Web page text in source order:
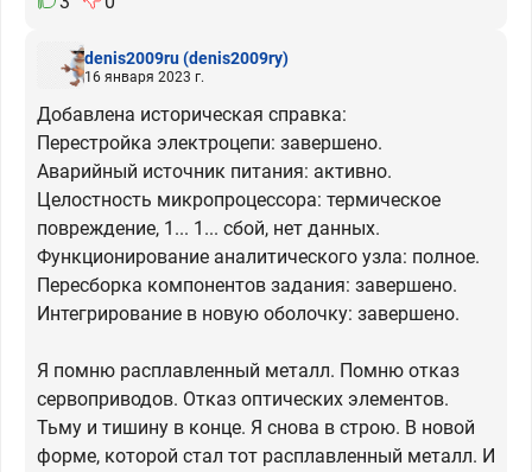
denis2009ru(denis2009ry)
16 января 2023 г.
Добавлена историческая справка:
Перестройка электроцепи: завершено.
Аварийный источник питания: активно.
Целостность микропроцессора: термическое
повреждение, 1... 1... сбой, нет данных.
Функционирование аналитического узла: полное.
Пересборка компонентов задания: завершено.
Интегрирование в новую оболочку: завершено.
Я помню расплавленный металл. Помню отказ
сервоприводов. Отказ оптических элементов.
Тьму и тишину в конце. Я снова в строю. В новой
форме, которой стал тот расплавленный металл. И